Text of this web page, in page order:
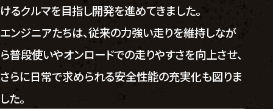
けるクルマを目指し開発を進めてきました。
エンジニアたちは、従来の力強い走りを維持しなが
ら普段使いやオンロードでの走りやすさを向上させ、
さらに日常で求められる安全性能の充実化も図りま
した。